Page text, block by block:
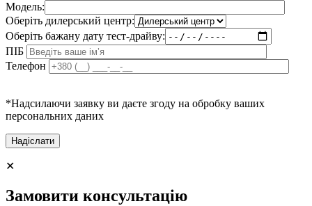
Модель:
Оберіть дилерський центр:
Оберіть бажану дату тест-драйву:
ПІБ
Телефон
*Надсилаючи заявку ви даєте згоду на обробку ваших
персональних даних
✕
Замовити консультацію